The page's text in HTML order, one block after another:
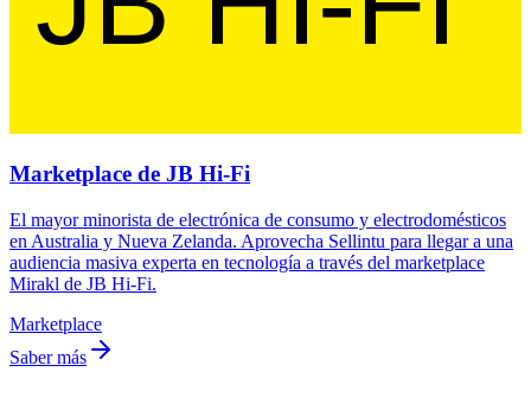
Marketplace de JB Hi-Fi
El mayor minorista de electrónica de consumo y electrodomésticos
en Australia y Nueva Zelanda. Aprovecha Sellintu para llegar a una
audiencia masiva experta en tecnología a través del marketplace
Mirakl de JB Hi-Fi.
Marketplace
Saber más